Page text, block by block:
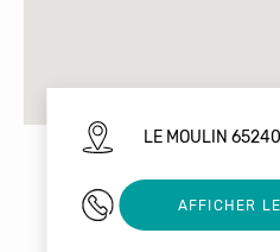
LE MOULIN
0562996754
AFFICHER